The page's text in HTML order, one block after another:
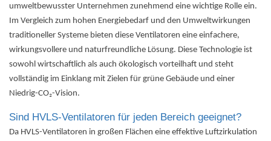
umweltbewusster Unternehmen zunehmend eine wichtige Rolle ein.
Im Vergleich zum hohen Energiebedarf und den Umweltwirkungen
traditioneller Systeme bieten diese Ventilatoren eine einfachere,
wirkungsvollere und naturfreundliche Lösung. Diese Technologie ist
sowohl wirtschaftlich als auch ökologisch vorteilhaft und steht
vollständig im Einklang mit Zielen für grüne Gebäude und einer
Niedrig-CO₂-Vision.
Sind HVLS-Ventilatoren für jeden Bereich geeignet?
Da HVLS-Ventilatoren in großen Flächen eine effektive Luftzirkulation